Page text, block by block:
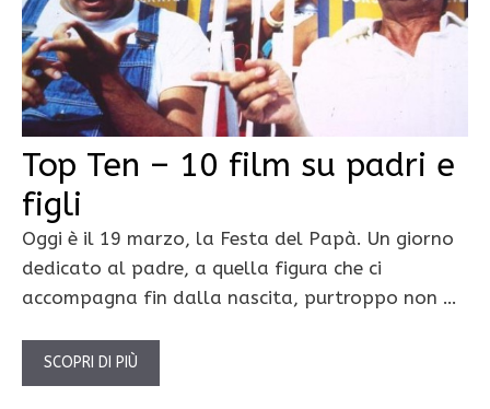
Top Ten – 10 film su padri e
figli
Oggi è il 19 marzo, la Festa del Papà. Un giorno
dedicato al padre, a quella figura che ci
accompagna fin dalla nascita, purtroppo non …
SCOPRI DI PIÙ